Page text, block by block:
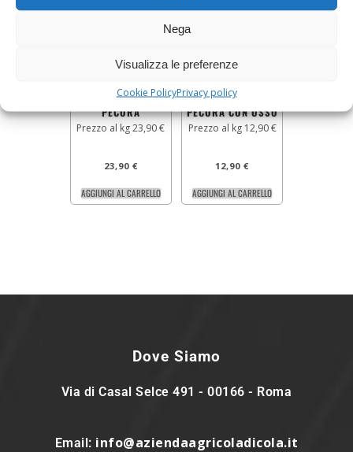
Nega
Visualizza le preferenze
Cookie PolicyPrivacy policy
ARROSTICINI DI
PECORA
Prezzo al kg 23,90 €
23,90 €
AGGIUNGI AL CARRELLO
CARNE MISTA DI
PECORA CON OSSO
Prezzo al kg 12,90 €
12,90€
AGGIUNGI AL CARRELLO
Dove Siamo
Via di Casal Selce 491 - 00166 - Roma
Email: info@aziendaagricoladicola.it